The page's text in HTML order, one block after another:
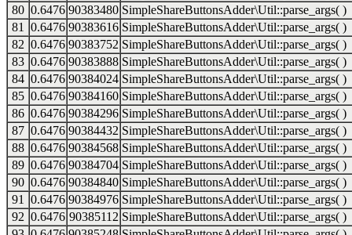
80 0.6476 90383480 SimpleShareButtonsAdder\Util::parse_args( )
81
0.6476 90383616 SimpleShareButtonsAdder\Util::parse_args( )
82 0.6476 90383752 SimpleShareButtonsAdder\Util::parse_args( )
83 0.6476 90383888 SimpleShareButtonsAdder\Util::parse_args( )
84 0.6476 90384024 SimpleShareButtonsAdder\Util::parse_args( )
85 0.6476 90384160 SimpleShareButtonsAdder\Util::parse_args( )
86 0.6476 90384296 SimpleShareButtonsAdder\Util::parse_args( )
87 0.6476 90384432 SimpleShareButtonsAdder\Util::parse_args( )
88 0.6476 90384568 SimpleShareButtonsAdder\Util::parse_args( )
89 0.6476 90384704 SimpleShareButtonsAdder\Util::parse_args( )
90 0.6476 90384840 SimpleShareButtonsAdder\Util::parse_args( )
91
0.6476 90384976 SimpleShareButtonsAdder\Util::parse_args( )
92 0.6476 90385112 SimpleShareButtonsAdder\Util::parse_args( )